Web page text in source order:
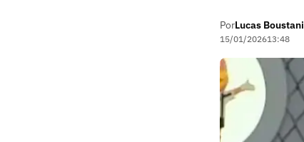
PorLucas Boustani
15/01/202613:48